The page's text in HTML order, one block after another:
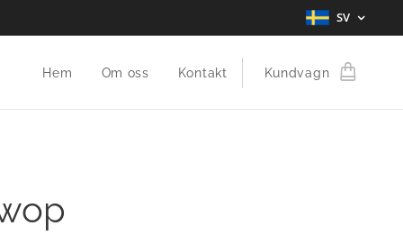
SV
Hem Om oss Kontakt Kundvagn